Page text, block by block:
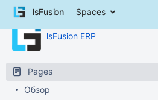
Skip
content
breadcrumbs
Skip
lsFusion Spaces
lsFusion ERP
Pages
Обзор